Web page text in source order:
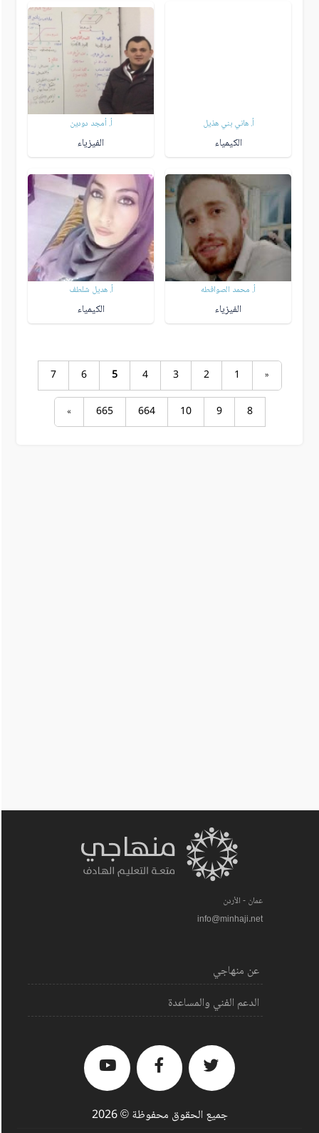
أ. هاني بني هذيل
الكيمياء
أ. أمجد دودين
الفيزياء
أ. محمد الصوافطه
الفيزياء
أ. هديل شلطف
الكيمياء
«
1
2
3
4
5
6
7
8
9
10
664
665
»
عمان - الأردن
info@minhaji.net
عن منهاجي
الدعم الفني والمساعدة
جميع الحقوق محفوظة © 2026